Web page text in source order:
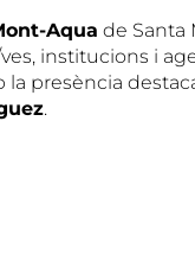
Aqua de Santa
institucions i
presència
.